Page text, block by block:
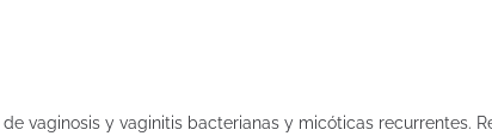
vaginosis y vaginitis bacterianas y micóticas recurrentes.